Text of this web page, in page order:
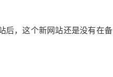
后，这个新网站还是没有在备